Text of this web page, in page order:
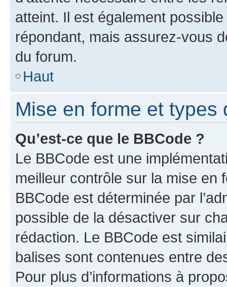
atteint. Il est également
répondant, mais assurez-vous
du forum.
Haut
Mise en forme et types
Qu’est-ce que le BBCode ?
Le BBCode est une
meilleur contrôle sur la mise en
BBCode est déterminée par
possible de la désactiver sur
rédaction. Le BBCode est
balises sont contenues entre
Pour plus d’informations à